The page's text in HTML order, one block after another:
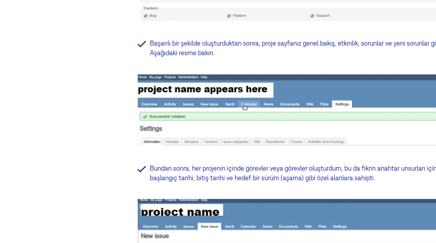
Başarılı bir şekilde oluşturduktan sonra, proje sayfanız genel bakış, etkinlik, sorunlar ve yeni sorunlar
Aşağıdaki resme bakın.
Bundan sonra, her projenin içinde görevler veya görevler oluşturdum, bu da fikrin anahtar unsurları
başlangıç tarihi, bitiş tarihi ve hedef bir sürüm (aşama) gibi özel alanlara sahipti.